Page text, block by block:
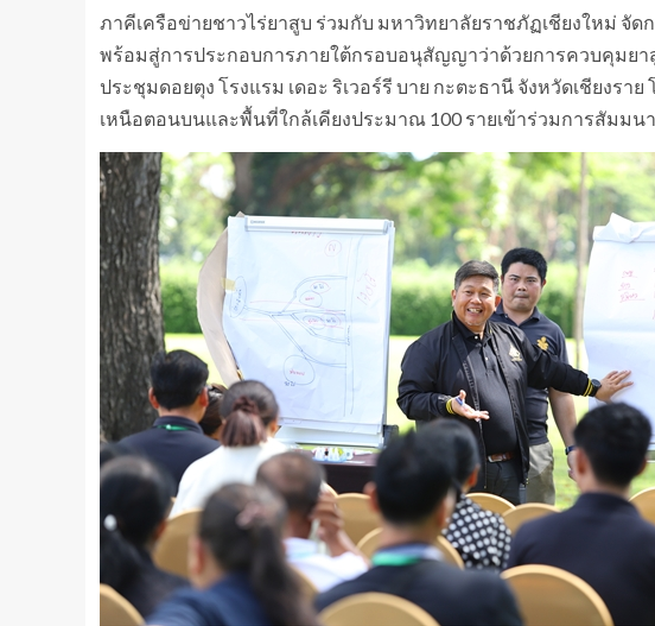
ภาคีเครือข่ายชาวไร่ยาสูบ ร่วมกับ มหาวิทยาลัยราชภัฏเชียงใหม่ จัด
พร้อมสู่การประกอบการภายใต้กรอบอนุสัญญาว่าด้วยการควบคุมยา
ประชุมดอยตุง โรงแรม เดอะ ริเวอร์รี บาย กะตะธานี จังหวัดเชียงร
เหนือตอนบนและพื้นที่ใกล้เคียงประมาณ 100 รายเข้าร่วมการสัมมนา